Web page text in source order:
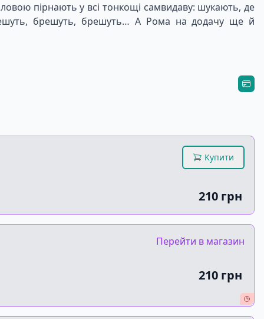
пірнають у всі тонкощі самвидаву: шукають, де
брешуть, брешуть… А Рома на додачу ще й
Купити
210 грн
Перейти в магазин
210 грн